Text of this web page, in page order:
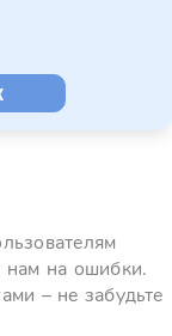
нам на ошибки.
– не забудьте